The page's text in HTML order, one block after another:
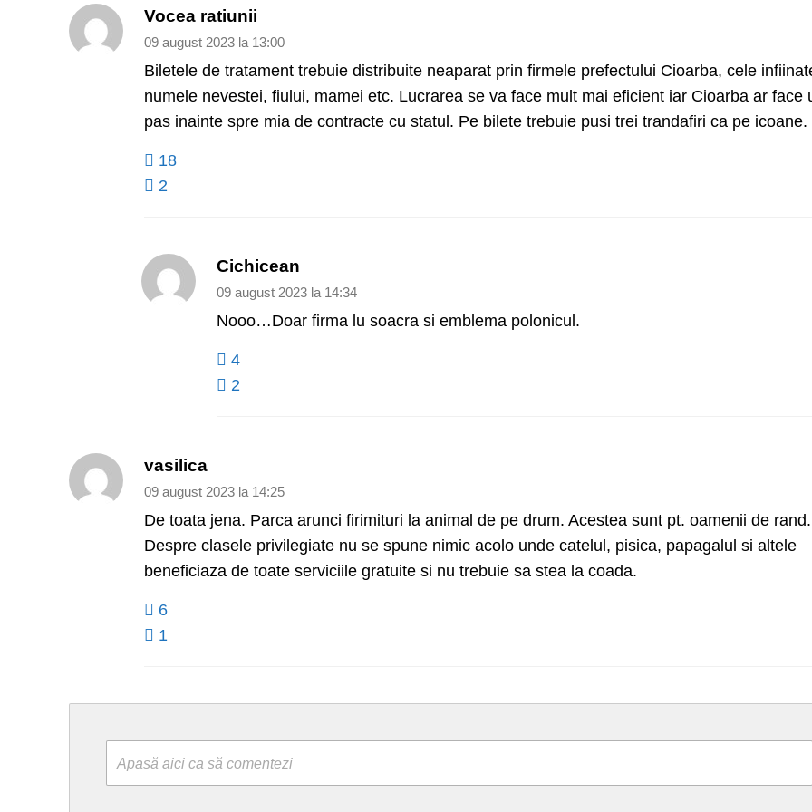
Vocea ratiunii
09 august 2023 la 13:00
Biletele de tratament trebuie distribuite neaparat prin firmele prefectului Cioarba, cele
numele nevestei, fiului, mamei etc. Lucrarea se va face mult mai eficient iar Cioarba ar face
pas inainte spre mia de contracte cu statul. Pe bilete trebuie pusi trei trandafiri ca pe icoane.
18
2
Cichicean
09 august 2023 la 14:34
Nooo…Doar firma lu soacra si emblema polonicul.
4
2
vasilica
09 august 2023 la 14:25
De toata jena. Parca arunci firimituri la animal de pe drum. Acestea sunt pt. oamenii de rand.
Despre clasele privilegiate nu se spune nimic acolo unde catelul, pisica, papagalul si altele
beneficiaza de toate serviciile gratuite si nu trebuie sa stea la coada.
6
1
Apasă aici ca să comentezi